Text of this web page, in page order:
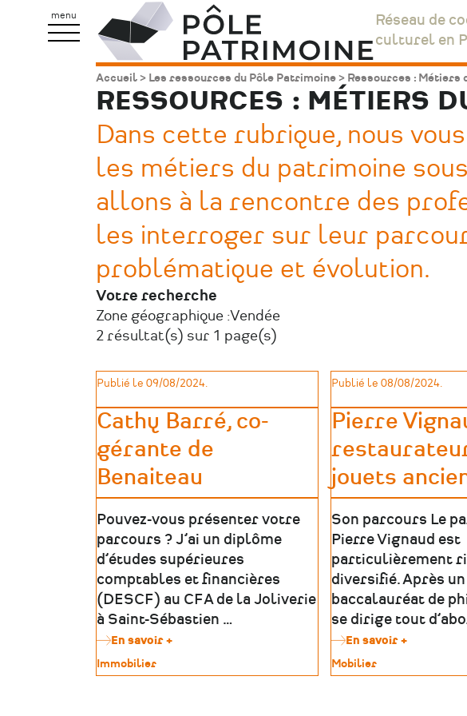
menu
Pôle
Patrimoine
Réseau de
culturel en
Fil
d'Ariane
Accueil Les ressources du Pôle Patrimoine Ressources : Métiers
RESSOURCES : MÉTIERS
Dans cette rubrique, nous
les métiers du patrimoine
allons à la rencontre des
les interroger sur leur
problématique et évolution.
Votre recherche
Zone géographique :Vendée
2 résultat(s) sur 1 page(s)
Publié le 09/08/2024.
Cathy Barré, co-
gérante de
Benaiteau
Pouvez-vous présenter votre
parcours ? J’ai un diplôme
d’études supérieures
comptables et financières
(DESCF) au CFA de la Joliverie
à Saint-Sébastien …
En savoir +
Type
de
Immobilier
Publié le 08/08/2024.
Pierre
jouets
Son parcours Le
Pierre Vignaud est
particulièrement
diversifié. Après un
baccalauréat de
se dirige tout
En savoir +sur
Type
de
Mobilier